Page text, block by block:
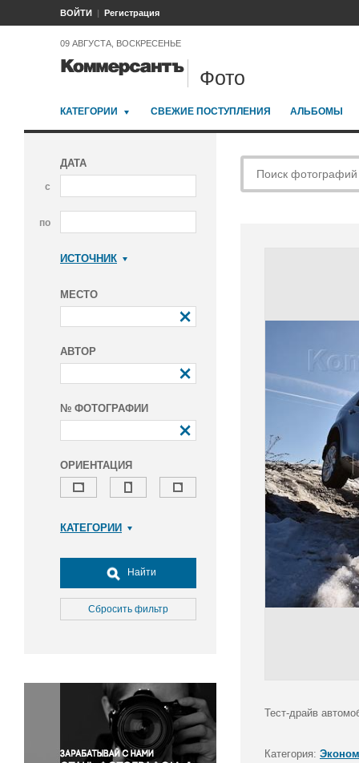
ВОЙТИ Регистрация
09 АВГУСТА, ВОСКРЕСЕНЬЕ
Фото
КАТЕГОРИИ СВЕЖИЕ ПОСТУПЛЕНИЯ АЛЬБОМЫ
ДАТА
с
по
ИСТОЧНИК
МЕСТО
АВТОР
№ ФОТОГРАФИИ
ОРИЕНТАЦИЯ
КАТЕГОРИИ
Досуг, туризм и отдых
Культура
Медицина
Окружающая среда
Политика
Правосудие
Происшествия и конфликты
Найти
Сбросить фильтр
Тест-драйв
Категория: